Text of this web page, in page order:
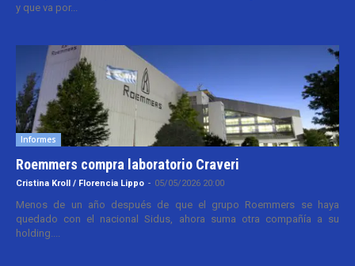
y que va por...
Informes
Roemmers compra laboratorio Craveri
Cristina Kroll / Florencia Lippo - 05/05/2026 20:00
Menos de un año después de que el grupo Roemmers se haya
quedado con el nacional Sidus, ahora suma otra compañía a su
holding....